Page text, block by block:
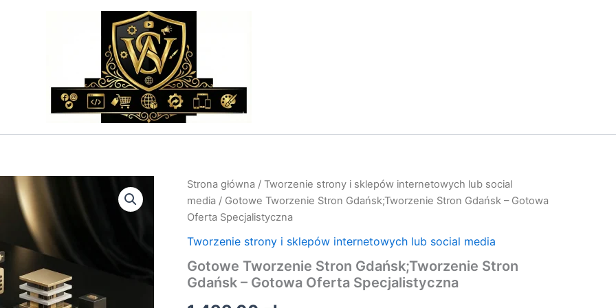
Strona główna / Tworzenie strony i sklepów internetowych lub social
media / Gotowe Tworzenie Stron Gdańsk;Tworzenie Stron Gdańsk – Gotowa
Oferta Specjalistyczna
Tworzenie strony i sklepów internetowych lub social media
Gotowe Tworzenie Stron Gdańsk;Tworzenie Stron
Gdańsk – Gotowa Oferta Specjalistyczna
ilość
Gotowe
Tworzenie
Stron
Gdańsk;Tworzenie
Gdańsk
–
Gotowa
Oferta